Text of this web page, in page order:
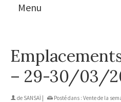
Menu
– 29-30/03/
de SANSAÏ Posté dans : Vente de la